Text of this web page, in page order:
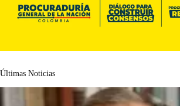
Últimas Noticias